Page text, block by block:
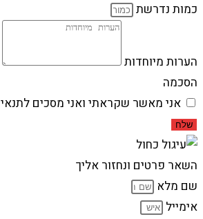
כמות נדרשת
הערות מיוחדות
הסכמה
אני מאשר שקראתי ואני מסכים לתנאי
שלח
השאר פרטים ונחזור אליך
שם מלא
אימייל